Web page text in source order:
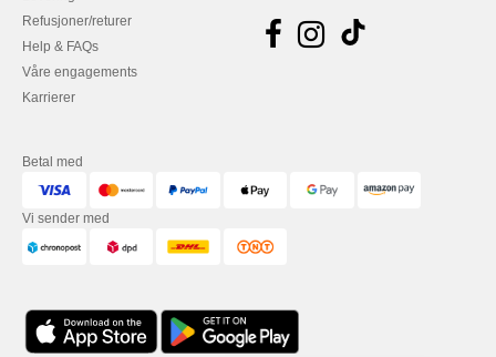
Refusjoner/returer
Help & FAQs
Våre engagements
Karrierer
Betal med
Vi sender med